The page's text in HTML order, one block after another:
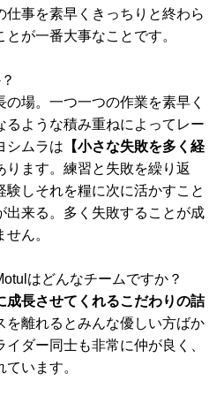
仕事を素早くきっちりと終わら
が一番大事なことです。
場。一つ一つの作業を素早く
るような積み重ねによってレー
シムラは 【小さな失敗を多く経
ります。練習と失敗を繰り返
験しそれを糧に次に活かすこと
出来る。多く失敗することが成
ん。
はどんなチームですか？
成長させてくれるこだわりの詰
を離れるとみんな優しい方ばか
イダー同士も非常に仲が良く、
います。